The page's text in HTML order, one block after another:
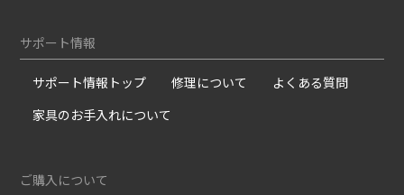
サポート情報
サポート情報トップ 修理について
よくある質問
家具のお手入れについて
ご購入について